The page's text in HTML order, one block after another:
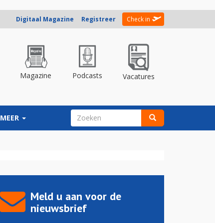
Digitaal Magazine Registreer Check in
Magazine Podcasts Vacatures
MEER ZOEKVELD
Meld u aan voor de
nieuwsbrief